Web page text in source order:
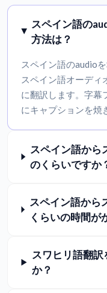
スペイン語の
方法は？
スペイン語のaudio
スペイン語オーディ
に翻訳します。字幕
にキャプションを焼
スペイン語から
のくらいですか
スペイン語から
くらいの時間が
スワヒリ語翻
か？